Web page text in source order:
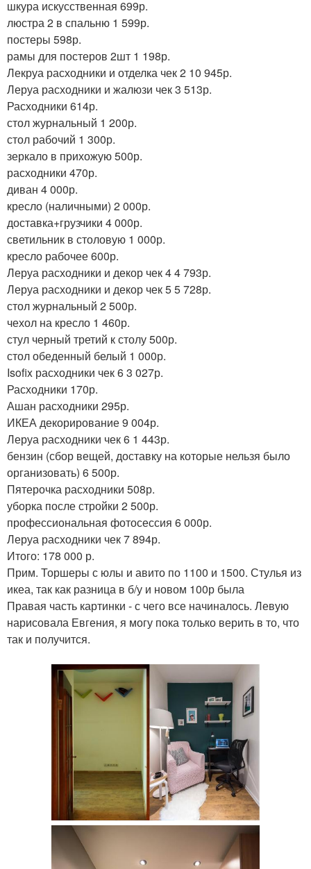
шкура искусственная 699р.
люстра 2 в спальню 1 599р.
постеры 598р.
рамы для постеров 2шт 1 198р.
Лекруа расходники и отделка чек 2 10 945р.
Леруа расходники и жалюзи чек 3 513р.
Расходники 614р.
стол журнальный 1 200р.
стол рабочий 1 300р.
зеркало в прихожую 500р.
расходники 470р.
диван 4 000р.
кресло (наличными) 2 000р.
доставка+грузчики 4 000р.
светильник в столовую 1 000р.
кресло рабочее 600р.
Леруа расходники и декор чек 4 4 793р.
Леруа расходники и декор чек 5 5 728р.
стол журнальный 2 500р.
чехол на кресло 1 460р.
стул черный третий к столу 500р.
стол обеденный белый 1 000р.
Isofix расходники чек 6 3 027р.
Расходники 170р.
Ашан расходники 295р.
ИКЕА декорирование 9 004р.
Леруа расходники чек 6 1 443р.
бензин (сбор вещей, доставку на которые нельзя было
организовать) 6 500р.
Пятерочка расходники 508р.
уборка после стройки 2 500р.
профессиональная фотосессия 6 000р.
Леруа расходники чек 7 894р.
Итого: 178 000 р.
Прим. Торшеры с юлы и авито по 1100 и 1500. Стулья из
икеа, так как разница в б/у и новом 100р была
Правая часть картинки - с чего все начиналось. Левую
нарисовала Евгения, я могу пока только верить в то, что
так и получится.